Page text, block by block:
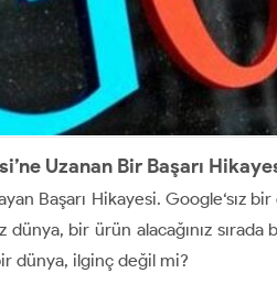
Uzanan Bir Başarı
Başarı Hikayesi. Google‘sız
dünya, bir ürün alacağınız
dünya, ilginç değil mi?